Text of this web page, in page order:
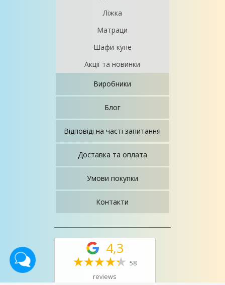
Ліжка
Матраци
Шафи-купе
Акції та новинки
Виробники
Блог
Відповіді на часті запитання
Доставка та оплата
Умови покупки
Контакти
4,3
58
reviews